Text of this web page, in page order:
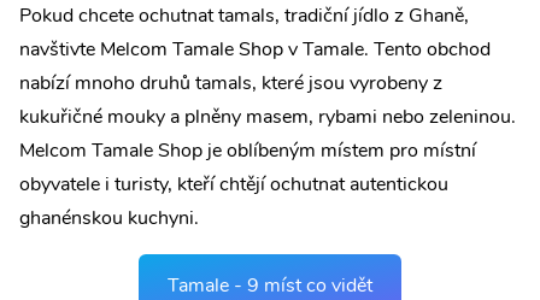
Pokud chcete ochutnat tamals, tradiční jídlo z Ghaně,
navštivte Melcom Tamale Shop v Tamale. Tento obchod
nabízí mnoho druhů tamals, které jsou vyrobeny z
kukuřičné mouky a plněny masem, rybami nebo zeleninou.
Melcom Tamale Shop je oblíbeným místem pro místní
obyvatele i turisty, kteří chtějí ochutnat autentickou
ghanénskou kuchyni.
Tamale - 9 míst co vidět